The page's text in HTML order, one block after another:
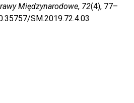
Międzynarodowe, 72(4), 77–
SM.2019.72.4.03